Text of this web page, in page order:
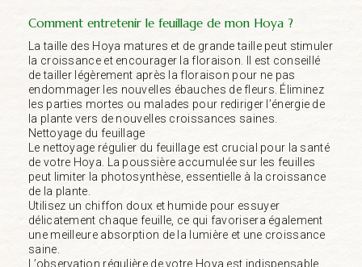
Comment entretenir le feuillage de mon Hoya ?
La taille des Hoya matures et de grande taille peut stimuler
la croissance et encourager la floraison. Il est conseillé
de tailler légèrement après la floraison pour ne pas
endommager les nouvelles ébauches de fleurs. Éliminez
les parties mortes ou malades pour rediriger l’énergie de
la plante vers de nouvelles croissances saines.
Nettoyage du feuillage
Le nettoyage régulier du feuillage est crucial pour la santé
de votre Hoya. La poussière accumulée sur les feuilles
peut limiter la photosynthèse, essentielle à la croissance
de la plante.
Utilisez un chiffon doux et humide pour essuyer
délicatement chaque feuille, ce qui favorisera également
une meilleure absorption de la lumière et une croissance
saine.
L’observation régulière de votre Hoya est indispensable